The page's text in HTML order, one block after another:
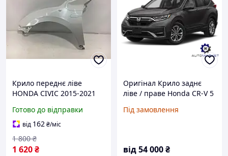
Крило переднє ліве
HONDA CIVIC 2015-2021
Готово до відправки
від 162₴/міс
1 620₴
1 800 ₴
Оригінал Крило заднє
ліве / праве Honda CR-V 5
Під замовлення
від54 000₴